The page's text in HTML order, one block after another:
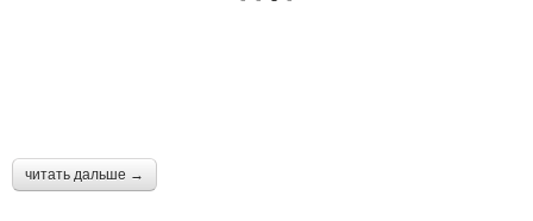
читать дальше →